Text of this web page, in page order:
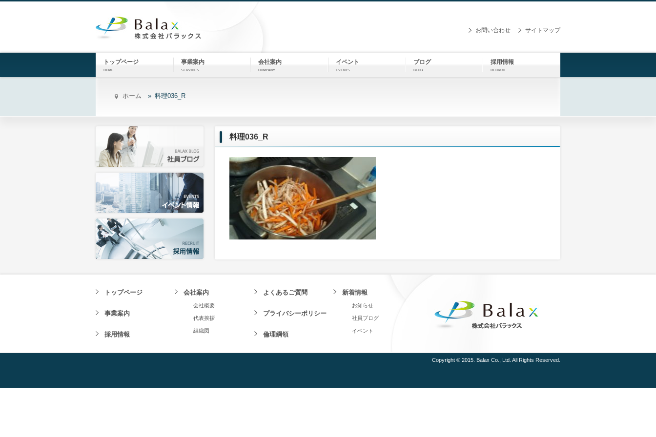
お問い合わせ サイトマップ
トップページ
HOME
事業案内
SERVICES
会社案内
COMPANY
イベント
EVENTS
ブログ
BLOG
採用情報
RECRUIT
ホーム 料理036_R
料理036_R
トップページ
事業案内
採用情報
会社案内
会社概要
代表挨拶
組織図
よくあるご質問
プライバシーポリシー
倫理綱領
新着情報
お知らせ
社員ブログ
イベント
Copyright © 2015. Balax Co., Ltd. All Rights Reserved.